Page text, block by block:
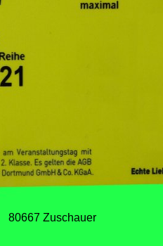
80667 Zuschauer